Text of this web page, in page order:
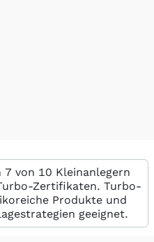
von 10 Kleinanlegern
Zertifikaten. Turbo-
Produkte und
geeignet.